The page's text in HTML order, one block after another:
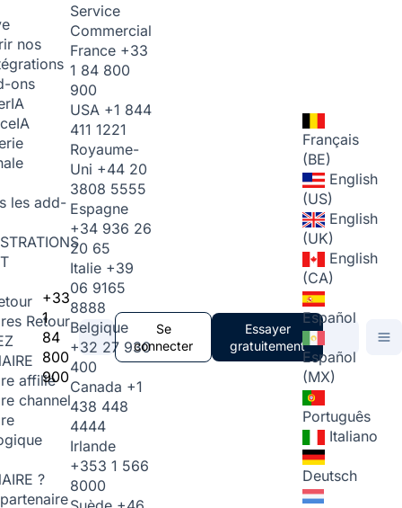
nos
ons
IA
IA
les add-
Retour
affilié
channel
?
+33
1
84
800
900
Service
Commercial
France +33
1 84 800
900
USA +1 844
411 1221
Royaume-
Uni +44 20
3808 5555
Espagne
+34 936 26
20 65
Italie +39
06 9165
8888
Belgique
+32 27 930
400
Canada +1
438 448
4444
Irlande
+353 1 566
8000
Se
connecter
Essayer
gratuitement
Français
(BE)
English
(US)
English
(UK)
English
(CA)
Español
Español
(MX)
Português
Italiano
Deutsch